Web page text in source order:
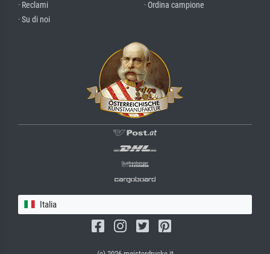
· Reclami
· Su di noi
· Ordina campione
Italia